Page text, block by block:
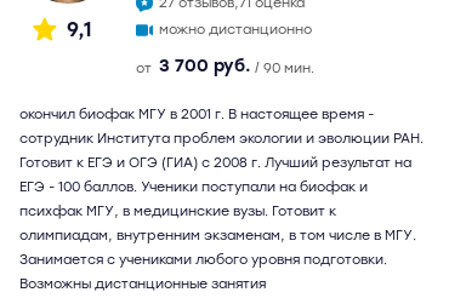
9,1
можно дистанционно
от 3 700 руб. / 90 мин.
окончил биофак МГУ в 2001 г. В настоящее время -
сотрудник Института проблем экологии и эволюции РАН.
Готовит к ЕГЭ и ОГЭ (ГИА) с 2008 г. Лучший результат на
ЕГЭ - 100 баллов. Ученики поступали на биофак и
психфак МГУ, в медицинские вузы. Готовит к
олимпиадам, внутренним экзаменам, в том числе в МГУ.
Занимается с учениками любого уровня подготовки.
Возможны дистанционные занятия